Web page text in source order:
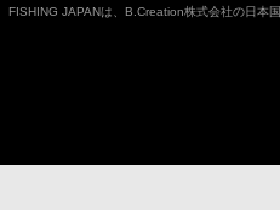
FISHING JAPANは、B.Creation株式会社の日本